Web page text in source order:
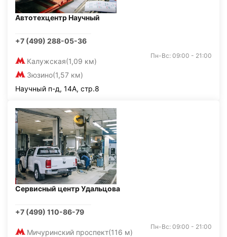
Автотехцентр Научный
+7 (499) 288-05-36
Калужская(1,09 км)
Зюзино(1,57 км)
Пн-Вс: 09:00 - 21:00
Научный п-д, 14А, стр.8
Сервисный центр Удальцова
+7 (499) 110-86-79
Мичуринский проспект(116 м)
Пн-Вс: 09:00 - 21:00